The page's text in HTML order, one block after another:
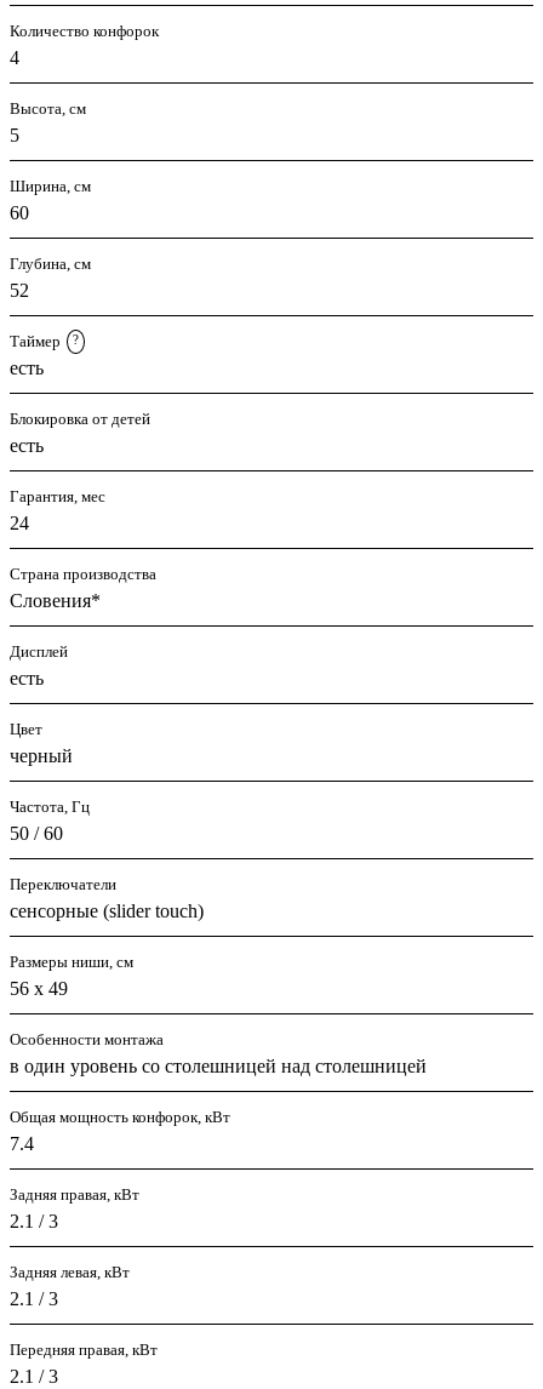
Количество конфорок
4
Высота, см
5
Ширина, см
60
Глубина, см
52
Таймер ?
есть
Блокировка от детей
есть
Гарантия, мес
24
Страна производства
Словения*
Дисплей
есть
Цвет
черный
Частота, Гц
50 / 60
Переключатели
сенсорные (slider touch)
Размеры ниши, см
56 х 49
Особенности монтажа
в один уровень со столешницей над столешницей
Общая мощность конфорок, кВт
7.4
Задняя правая, кВт
2.1 / 3
Задняя левая, кВт
2.1 / 3
Передняя правая, кВт
2.1 / 3